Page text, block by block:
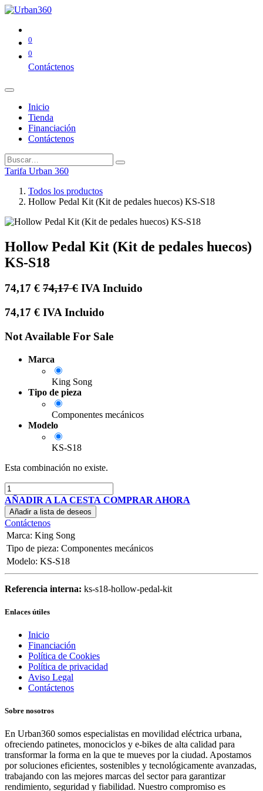
0
0
Contáctenos
Inicio
Tienda
Financiación
Contáctenos
Tarifa Urban 360
Todos los productos
Hollow Pedal Kit (Kit de pedales huecos) KS-S18
Hollow Pedal Kit (Kit de pedales huecos)
KS-S18
74,17 € 74,17€ IVA Incluido
74,17 € IVA Incluido
Not Available For Sale
Marca
King Song
Tipo de pieza
Componentes mecánicos
Modelo
KS-S18
Esta combinación no existe.
AÑADIR A LA CESTA COMPRAR AHORA
Añadir a lista de deseos
Contáctenos
Marca: King Song
Tipo de pieza: Componentes mecánicos
Modelo: KS-S18
Referencia interna: ks-s18-hollow-pedal-kit
Enlaces útiles
Inicio
Financiación
Política de Cookies
Política de privacidad
Aviso Legal
Contáctenos
Sobre nosotros
En Urban360 somos especialistas en movilidad eléctrica urbana,
ofreciendo patinetes, monociclos y e-bikes de alta calidad para
transformar la forma en la que te mueves por la ciudad. Apostamos
por soluciones eficientes, sostenibles y tecnológicamente avanzadas,
trabajando con las mejores marcas del sector para garantizar
rendimiento, seguridad y fiabilidad. Nuestro compromiso es